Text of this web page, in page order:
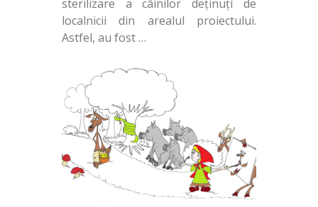
sterilizare a câinilor deținuți de
localnicii din arealul proiectului.
Astfel, au fost…